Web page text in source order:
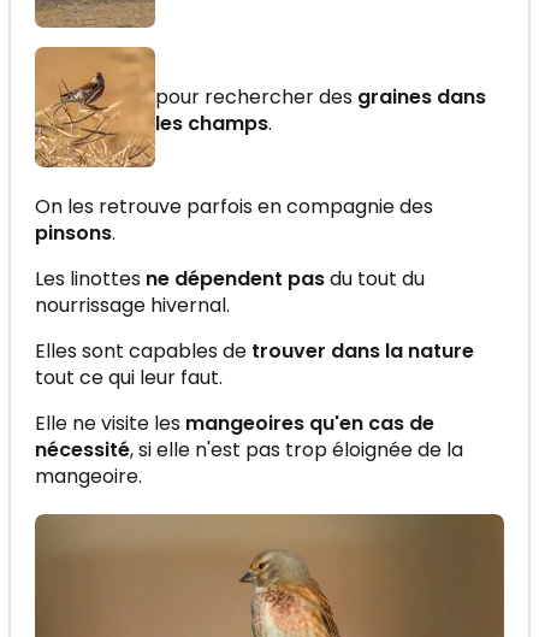
pour rechercher des graines dans
les champs.
On les retrouve parfois en compagnie des
pinsons.
Les linottes ne dépendent pasdu tout du
nourrissage hivernal.
Elles sont capables de trouver dans la nature
tout ce qui leur faut.
Elle ne visite les mangeoires qu'en cas de
nécessité, si elle n'est pas trop éloignée de la
mangeoire.